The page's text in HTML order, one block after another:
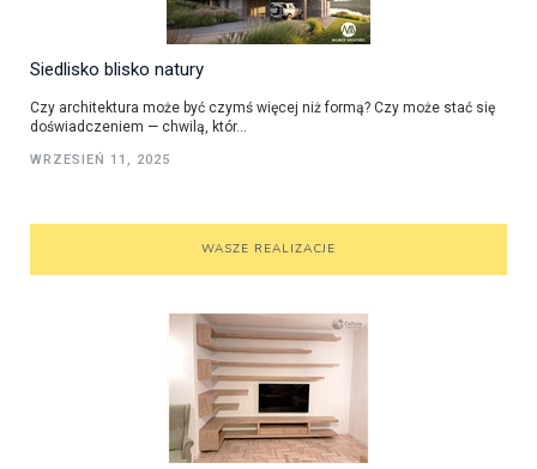
Siedlisko blisko natury
Czy architektura może być czymś więcej niż formą? Czy może stać się
doświadczeniem — chwilą, któr...
WRZESIEŃ 11, 2025
WASZE REALIZACJE